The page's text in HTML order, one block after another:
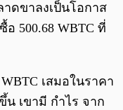
ดขาลงเป็นโอกาส
อ 500.68 WBTC ที่
เสมอในราคา
เขามี กำไร จาก